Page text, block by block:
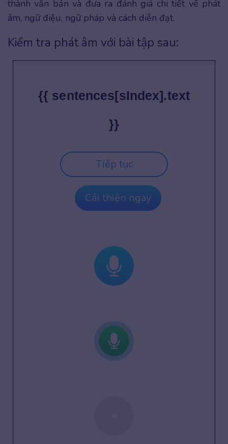
thành văn bản và đưa ra đánh giá chi tiết về phát
âm, ngữ điệu, ngữ pháp và cách diễn đạt.
Kiểm tra phát âm với bài tập sau:
{{ sentences[sIndex].text
}}
Tiếp tục
Cải thiện ngay